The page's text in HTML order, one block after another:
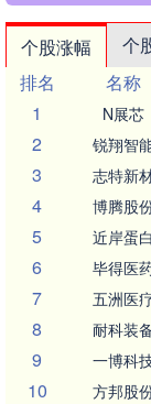
个股涨幅 个
排名
名称
1
N展芯
2 锐翔智
3 志特新
4 博腾股
5 近岸蛋白
6 毕得医
7 五洲医
8 耐科装
9 一博科
10 方邦股